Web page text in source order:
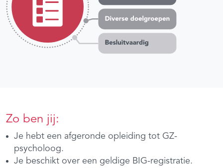
Zo ben jij:
Je hebt een afgeronde opleiding tot GZ-
psycholoog.
Je beschikt over een geldige BIG-registratie.